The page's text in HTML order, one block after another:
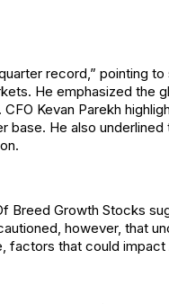
record,” pointing
He emphasized the
Kevan Parekh
He also underlined
Breed Growth Stocks
however, that
factors that could